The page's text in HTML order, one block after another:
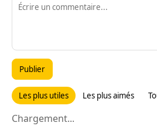
Publier
Les plus utiles Les plus aimés
Chargement...